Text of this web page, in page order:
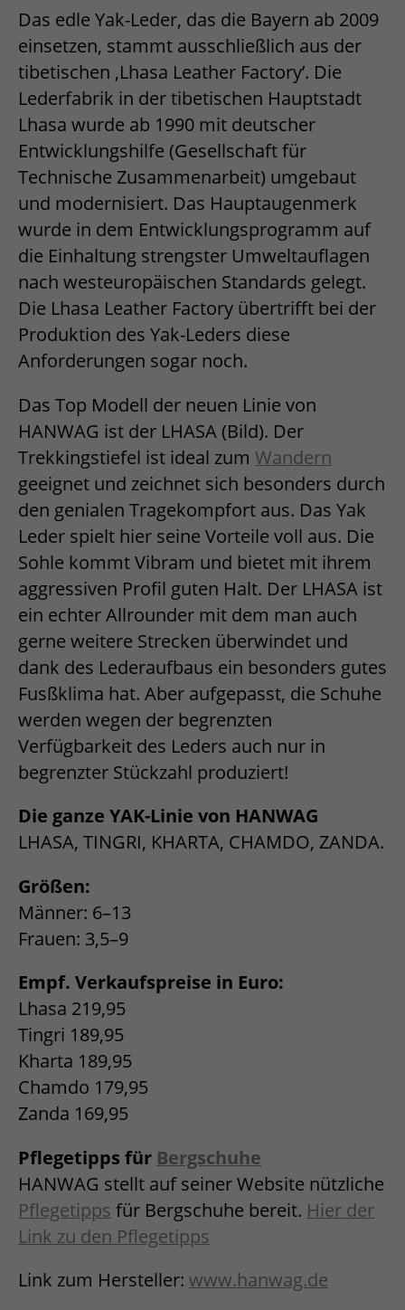
Das edle Yak-Leder, das die Bayern ab 2009
einsetzen, stammt ausschließlich aus der
tibetischen ‚Lhasa Leather Factory’. Die
Lederfabrik in der tibetischen Hauptstadt
Lhasa wurde ab 1990 mit deutscher
Entwicklungshilfe (Gesellschaft für
Technische Zusammenarbeit) umgebaut
und modernisiert. Das Hauptaugenmerk
wurde in dem Entwicklungsprogramm auf
die Einhaltung strengster Umweltauflagen
nach westeuropäischen Standards gelegt.
Die Lhasa Leather Factory übertrifft bei der
Produktion des Yak-Leders diese
Anforderungen sogar noch.
Das Top Modell der neuen Linie von
HANWAG ist der LHASA (Bild). Der
Trekkingstiefel ist ideal zum Wandern
geeignet und zeichnet sich besonders durch
den genialen Tragekompfort aus. Das Yak
Leder spielt hier seine Vorteile voll aus. Die
Sohle kommt Vibram und bietet mit ihrem
aggressiven Profil guten Halt. Der LHASA ist
ein echter Allrounder mit dem man auch
gerne weitere Strecken überwindet und
dank des Lederaufbaus ein besonders gutes
Fusßklima hat. Aber aufgepasst, die Schuhe
werden wegen der begrenzten
Verfügbarkeit des Leders auch nur in
begrenzter Stückzahl produziert!
Die ganze YAK-Linie von HANWAG
LHASA, TINGRI, KHARTA, CHAMDO, ZANDA.
Größen:
Männer: 6–13
Frauen: 3,5–9
Empf. Verkaufspreise in Euro:
Lhasa 219,95
Tingri 189,95
Kharta 189,95
Chamdo 179,95
Zanda 169,95
Pflegetipps für Bergschuhe
HANWAG stellt auf seiner Website nützliche
Pflegetipps für Bergschuhe bereit. Hier der
Link zu den Pflegetipps
Link zum Hersteller: www.hanwag.de